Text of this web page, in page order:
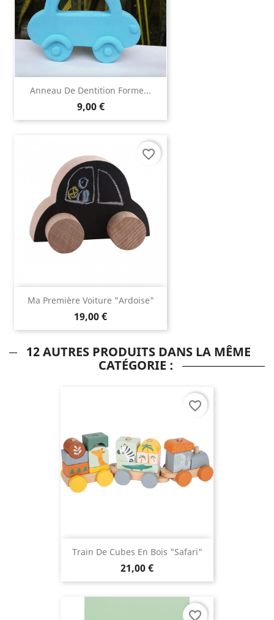
Anneau De Dentition Forme...
9,00 €
Ma Première Voiture "ardoise"
19,00 €
favorite_border
12 AUTRES PRODUITS DANS LA MÊME
CATÉGORIE :
Train De Cubes En Bois "Safari"
21,00 €
favorite_border
favorite_border